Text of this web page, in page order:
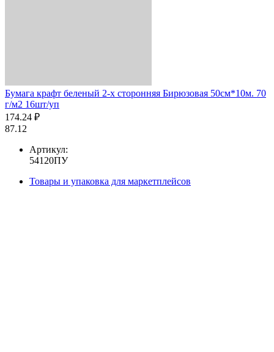
Бумага крафт беленый 2-х сторонняя Бирюзовая 50см*10м. 70
г/м2 16шт/уп
174.24 ₽
87.12
Артикул:
54120ПУ
Товары и упаковка для маркетплейсов